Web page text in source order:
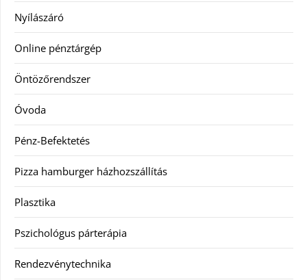
Nyílászáró
Online pénztárgép
Öntözőrendszer
Óvoda
Pénz-Befektetés
Pizza hamburger házhozszállítás
Plasztika
Pszichológus párterápia
Rendezvénytechnika